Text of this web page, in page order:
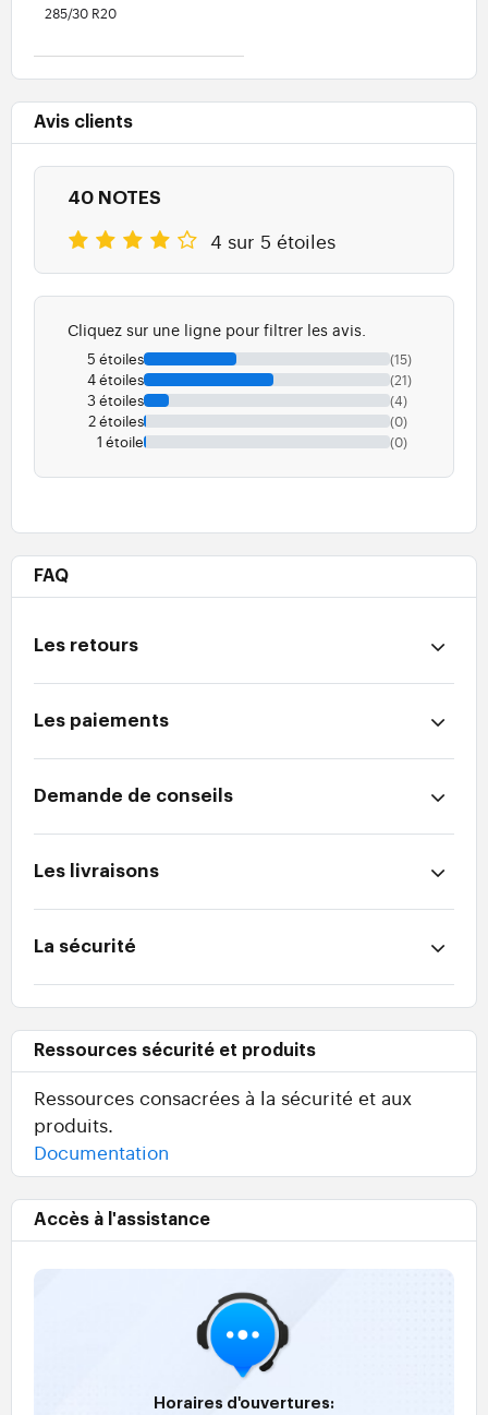
285/30 R20
Avis clients
40 NOTES
4 sur 5 étoiles
Cliquez sur une ligne pour filtrer les avis.
5 étoiles (15)
4 étoiles (21)
3 étoiles (4)
2 étoiles (0)
1 étoile (0)
FAQ
Les retours
Les paiements
Demande de conseils
Les livraisons
La sécurité
Ressources sécurité et produits
Ressources consacrées à la sécurité et aux
produits.
Documentation
Accès à l'assistance
Horaires d'ouvertures: